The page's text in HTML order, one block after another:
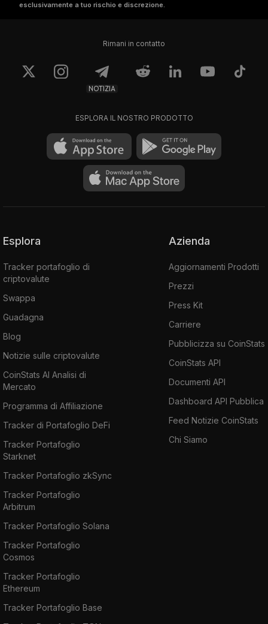
esclusivamente a tuo rischio e discrezione.
Rimani in contatto
NOTIZIA
ESPLORA IL NOSTRO PRODOTTO
Esplora
Tracker portafoglio di
criptovalute
Swappa
Guadagna
Blog
Notizie sulle criptovalute
CoinStats AI Analisi di
Mercato
Programma di Affiliazione
Tracker di Portafoglio DeFi
Tracker Portafoglio
Starknet
Tracker Portafoglio zkSync
Tracker Portafoglio
Arbitrum
Tracker Portafoglio Solana
Tracker Portafoglio
Cosmos
Tracker Portafoglio
Ethereum
Tracker Portafoglio Base
Azienda
Aggiornamenti Prodotti
Prezzi
Press Kit
Carriere
Pubblicizza su CoinStats
CoinStats API
Documenti API
Dashboard API Pubblica
Feed Notizie CoinStats
Chi Siamo